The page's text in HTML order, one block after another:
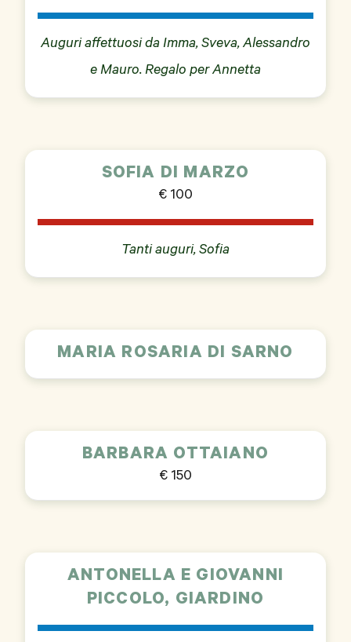
Auguri affettuosi da Imma, Sveva, Alessandro
e Mauro. Regalo per Annetta
SOFIA DI MARZO
€ 100
Tanti auguri, Sofia
MARIA ROSARIA DI SARNO
BARBARA OTTAIANO
€ 150
ANTONELLA E GIOVANNI
PICCOLO, GIARDINO